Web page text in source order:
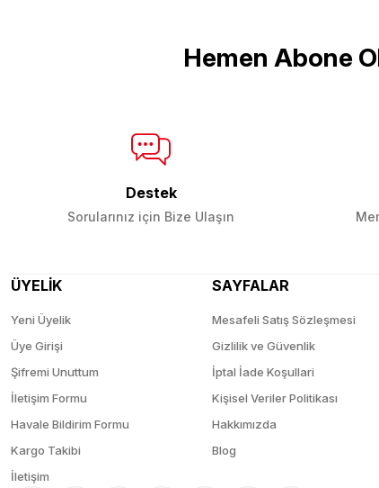
Ürün fiyatı diğer sitelerden daha pahalı.Hemen Abone
Destek
Sorularınız için Bize Ulaşın
ÜYELİK
Yeni Üyelik
Üye Girişi
Şifremi Unuttum
İletişim Formu
Havale Bildirim Formu
Kargo Takibi
İletişim
SAYFALAR
Mesafeli Satış Sözleşmesi
Gizlilik ve Güvenlik
İptal İade Koşullari
Kişisel Veriler Politikası
Hakkımızda
Blog